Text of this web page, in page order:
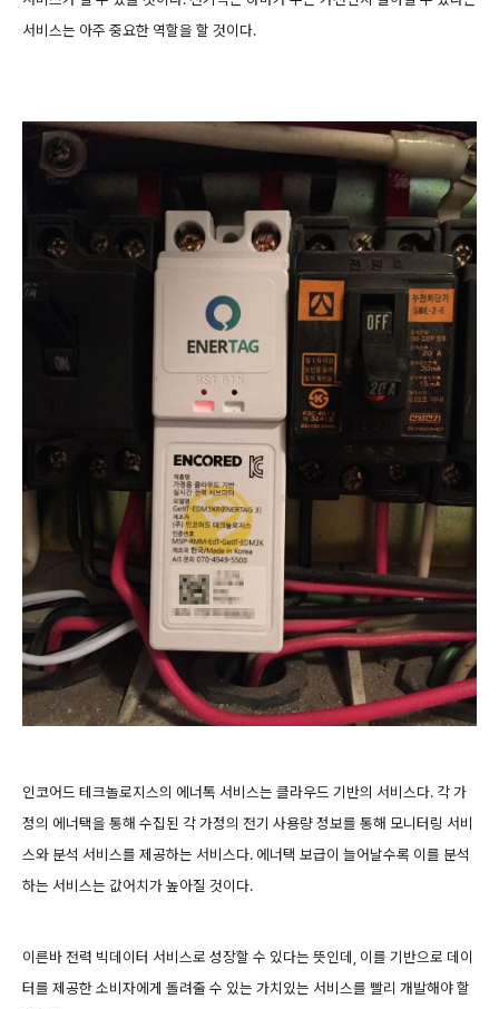
서비스는 아주 중요한 역할을 할 것이다.
인코어드 테크놀로지스의 에너톡 서비스는 클라우드 기반의 서비스다. 각 가
정의 에너택을 통해 수집된 각 가정의 전기 사용량 정보를 통해 모니터링 서비
스와 분석 서비스를 제공하는 서비스다. 에너택 보급이 늘어날수록 이를 분석
하는 서비스는 값어치가 높아질 것이다.
이른바 전력 빅데이터 서비스로 성장할 수 있다는 뜻인데, 이를 기반으로 데이
터를 제공한 소비자에게 돌려줄 수 있는 가치있는 서비스를 빨리 개발해야 할